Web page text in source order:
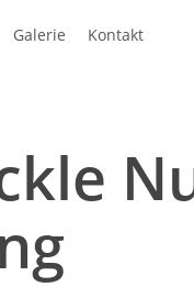
Galerie Kontakt